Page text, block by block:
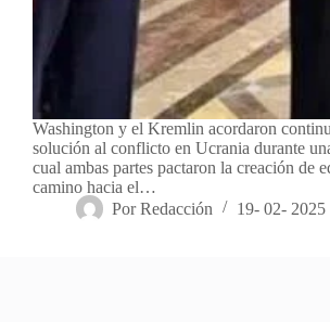
Washington y el Kremlin acordaron
solución al conflicto en Ucrania durante
cual ambas partes pactaron la creación de
camino hacia el…
Por Redacción 19- 02- 2025